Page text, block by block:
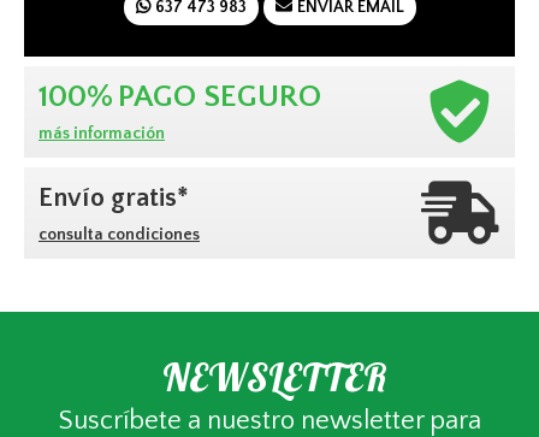
637 473 983 ENVIAR EMAIL
100% PAGO SEGURO
más información
Envío gratis*
consulta condiciones
NEWSLETTER
Suscríbete a nuestro newsletter para